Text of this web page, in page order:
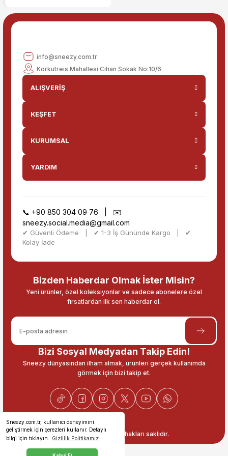
Sneezy.com.tr, kullanıcı deneyimini
geliştirmek için çerezleri kullanır. Detaylı
bilgi için tıklayın.
Gizlilik Politikamız
info@sneezy.com.tr
Korkutreis Mahallesi Cihan Sokak No:10/6
ALIŞVERİŞ
KEŞFET
KURUMSAL
YARDIM
📞 +90 850 304 09 76 | ✉️
sneezy.social.media@gmail.com
✔ Güvenli Ödeme | ✔ 1-3 İş Gününde Kargo | ✔
Kolay İade
Bizden Haberdar Olmak İster Misin?
Yeni ürünler, özel koleksiyonlar ve sadece abonelere özel
fırsatlardan ilk sen haberdar ol.
Bizi Sosyal Medyadan Takip Edin!
Sneezy dünyasından ilham almak, ürünleri gerçek kullanımda
görmek için bizi takip et.
© 2026 Sneezy. Tüm hakları saklıdır.